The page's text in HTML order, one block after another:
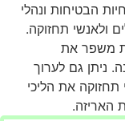
הבטיחות ונהלי
ולאנשי תחזוקה.
משפר את
ניתן גם לערוך
תחזוקה את הליכי
האריזה.